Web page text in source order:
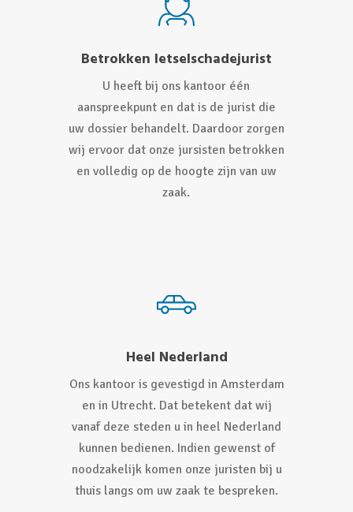
Betrokken letselschadejurist
U heeft bij ons kantoor één
aanspreekpunt en dat is de jurist die
uw dossier behandelt. Daardoor zorgen
wij ervoor dat onze jursisten betrokken
en volledig op de hoogte zijn van uw
zaak.
Heel Nederland
Ons kantoor is gevestigd in Amsterdam
en in Utrecht. Dat betekent dat wij
vanaf deze steden u in heel Nederland
kunnen bedienen. Indien gewenst of
noodzakelijk komen onze juristen bij u
thuis langs om uw zaak te bespreken.